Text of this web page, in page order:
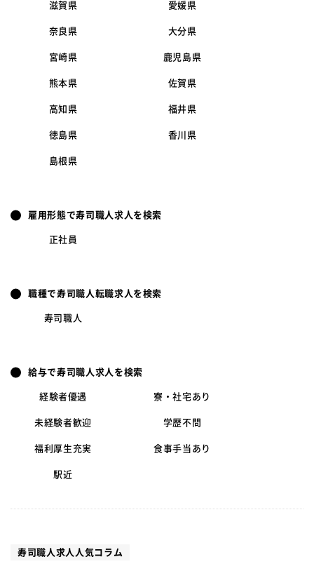
滋賀県 愛媛県
奈良県 大分県
宮崎県 鹿児島県
熊本県 佐賀県
高知県 福井県
徳島県 香川県
島根県
雇用形態で寿司職人求人を検索
正社員
職種で寿司職人転職求人を検索
寿司職人
給与で寿司職人求人を検索
経験者優遇 寮・社宅あり
未経験者歓迎 学歴不問
福利厚生充実 食事手当あり
駅近
寿司職人求人人気コラム